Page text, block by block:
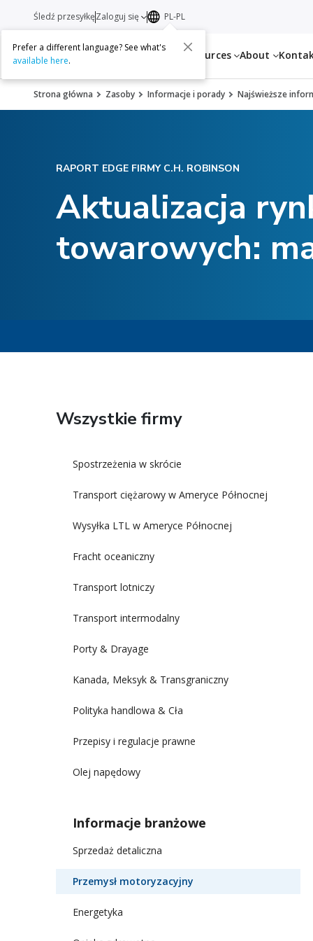
Services Resources About
Śledź przesyłkęZaloguj się PL-PL
Prefer a different language? See what's
available here.
Strona główna Zasoby Informacje i porady Najświeższe
RAPORT EDGE FIRMY C.H. ROBINSON
Aktualizacja
towarowych:
Wszystkie firmy
Spostrzeżenia w skrócie
Transport ciężarowy w Ameryce Północnej
Wysyłka LTL w Ameryce Północnej
Fracht oceaniczny
Transport lotniczy
Transport intermodalny
Porty & Drayage
Kanada, Meksyk & Transgraniczny
Polityka handlowa & Cła
Przepisy i regulacje prawne
Olej napędowy
Informacje branżowe
Sprzedaż detaliczna
Przemysł motoryzacyjny
Energetyka